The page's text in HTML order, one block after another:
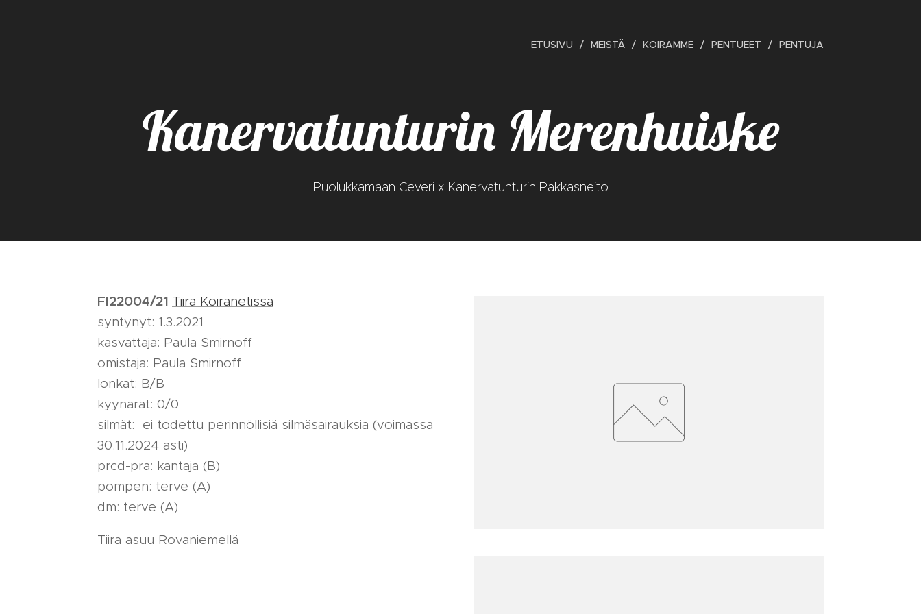
ETUSIVU MEISTÄ KOIRAMME PENTUEET PENTUJA
Kanervatunturin Merenhuiske
Puolukkamaan Ceveri x Kanervatunturin Pakkasneito
FI22004/21 Tiira Koiranetissä
syntynyt: 1.3.2021
kasvattaja: Paula Smirnoff
omistaja: Paula Smirnoff
lonkat: B/B
kyynärät: 0/0
silmät: ei todettu perinnöllisiä silmäsairauksia (voimassa
30.11.2024 asti)
prcd-pra: kantaja (B)
pompen: terve (A)
dm: terve (A)
Tiira asuu Rovaniemellä